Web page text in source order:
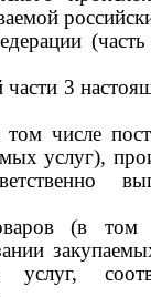
3
том числе
услуг),
(в том